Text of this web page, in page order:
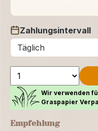
Zahlungsintervall
auswählen
Wir verwenden
Graspapier
Empfehlung